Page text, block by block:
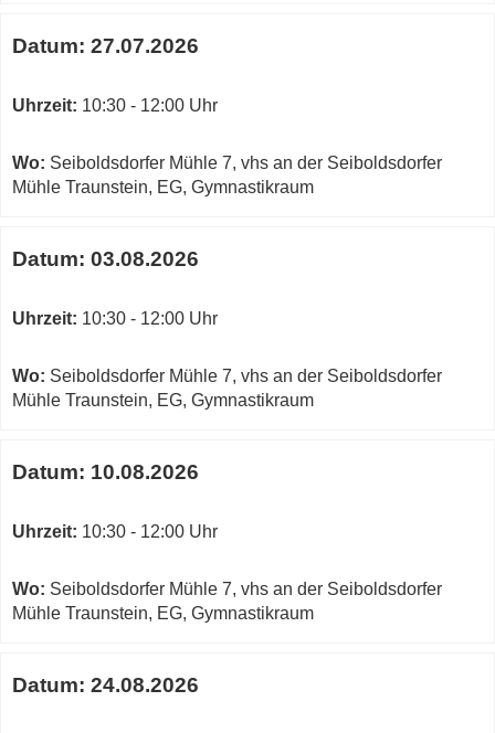
Datum: 27.07.2026
Uhrzeit: 10:30 - 12:00 Uhr
Wo: Seiboldsdorfer Mühle 7, vhs an der Seiboldsdorfer
Mühle Traunstein, EG, Gymnastikraum
Datum: 03.08.2026
Uhrzeit: 10:30 - 12:00 Uhr
Wo: Seiboldsdorfer Mühle 7, vhs an der Seiboldsdorfer
Mühle Traunstein, EG, Gymnastikraum
Datum: 10.08.2026
Uhrzeit: 10:30 - 12:00 Uhr
Wo: Seiboldsdorfer Mühle 7, vhs an der Seiboldsdorfer
Mühle Traunstein, EG, Gymnastikraum
Datum: 24.08.2026